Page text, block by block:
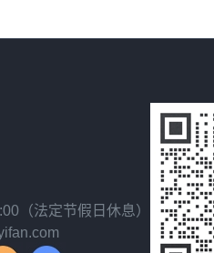
（法定节假日休息）